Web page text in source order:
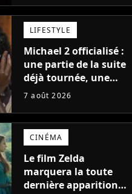
son album Petal
LIFESTYLE
Michael 2 officialisé :
une partie de la suite
déjà tournée, une
sortie possible en
7 août 2026
CINÉMA
Le film Zelda
marquera la toute
dernière apparition